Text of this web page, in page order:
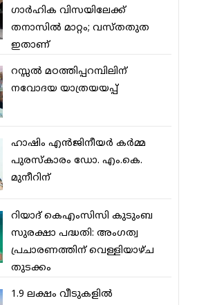
ഗാര്‍ഹിക വിസയിലേക്ക്
തനാസില്‍ മാറ്റം; വസ്തതുത
ഇതാണ്
റസ്സല്‍ മഠത്തിപ്പറമ്പിലിന്
നവോദയ യാത്രയയപ്പ്
ഹാഷിം എന്‍ജിനീയര്‍ കര്‍മ്മ
പുരസ്‌കാരം ഡോ. എം.കെ.
മുനീറിന്
റിയാദ് കെഎംസിസി കുടുംബ
സുരക്ഷാ പദ്ധതി: അംഗത്വ
പ്രചാരണത്തിന് വെള്ളിയാഴ്ച
തുടക്കം
1.9 ലക്ഷം വീടുകളില്‍